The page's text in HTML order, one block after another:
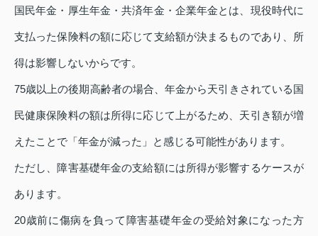
国民年金・厚生年金・共済年金・企業年金とは、現役時代に
支払った保険料の額に応じて支給額が決まるものであり、所
得は影響しないからです。
75歳以上の後期高齢者の場合、年金から天引きされている国
民健康保険料の額は所得に応じて上がるため、天引き額が増
えたことで「年金が減った」と感じる可能性があります。
ただし、障害基礎年金の支給額には所得が影響するケースが
あります。
20歳前に傷病を負って障害基礎年金の受給対象になった方